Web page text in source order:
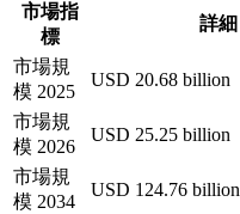
市場指
標
詳細
市場規
模 2025
USD 20.68 billion
市場規
模 2026
USD 25.25 billion
市場規
模 2034
USD 124.76 billion